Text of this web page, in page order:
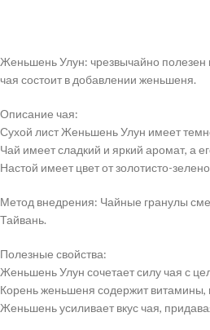
Женьшень Улун: чрезвычайно полезен
чая состоит в добавлении женьшеня.
Описание чая:
Сухой лист Женьшень Улун имеет
Чай имеет сладкий и яркий аромат, а
Настой имеет цвет от золотисто-
Метод внедрения: Чайные гранулы
Тайвань.
Полезные свойства:
Женьшень Улун сочетает силу чая с
Корень женьшеня содержит витамины,
Женьшень усиливает вкус чая,